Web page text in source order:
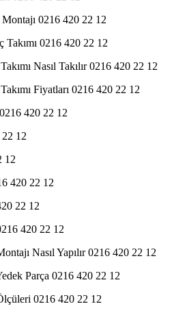
0216 420 22 12
0216 420 22 12
Nasıl Takılır 0216 420 22 12
Fiyatları 0216 420 22 12
420 22 12
12
12
420 22 12
22 12
420 22 12
Nasıl Yapılır 0216 420 22 12
Parça 0216 420 22 12
0216 420 22 12